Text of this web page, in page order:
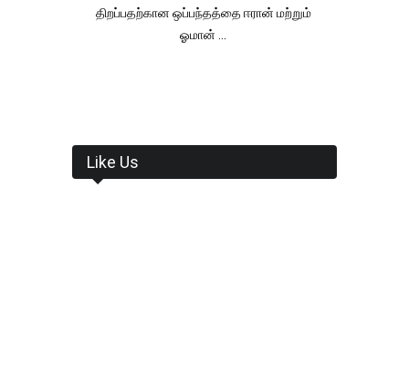
திறப்பதற்கான ஒப்பந்தத்தை ஈரான் மற்றும்
ஓமான் ...
Like Us